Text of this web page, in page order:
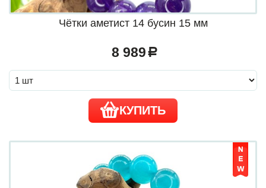
Чётки аметист 14 бусин 15 мм
8 989 a
КУПИТЬ